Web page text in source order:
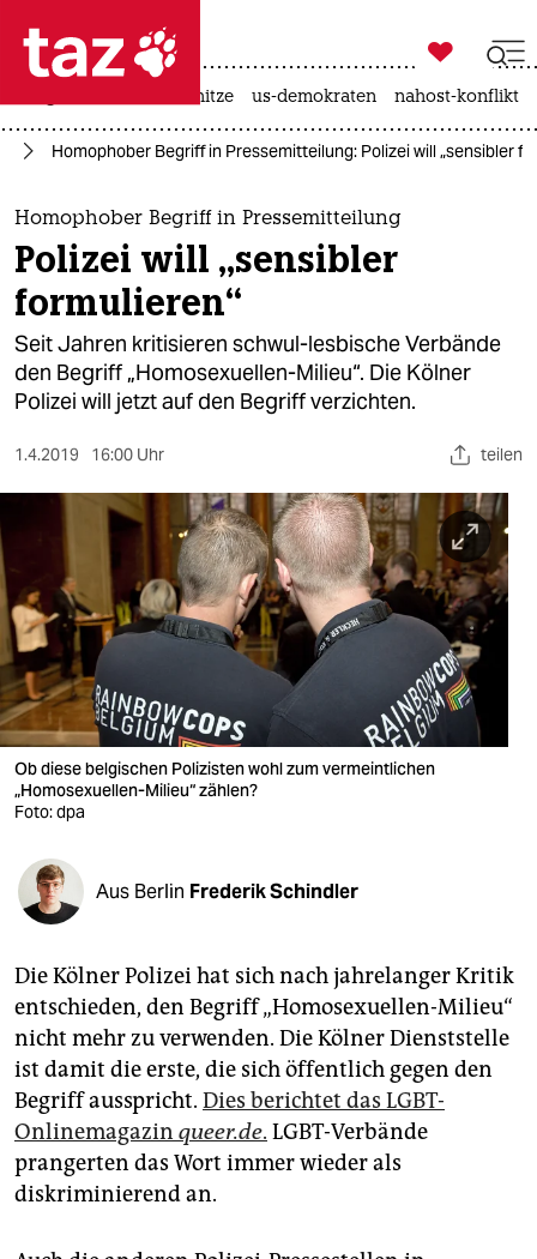
 taz zahl ich
taz zahl ich
themen
politik
öko
gesellschaft
sport
nord
wahrheit
verlag
verlag
veranstaltungen
fragen & hilfe
abo
genossenschaft
epaper login

taz zahl ich
hitze us-demokraten nahost-konflikt
Homophober Begriff in Pressemitteilung: Polizei will „sensibler
Homophober Begriff in Pressemitteilung
Polizei will „sensibler
formulieren“
Seit Jahren kritisieren schwul-lesbische Verbände
den Begriff „Homosexuellen-Milieu“. Die Kölner
Polizei will jetzt auf den Begriff verzichten.
1.4.2019 16:00 Uhr teilen
Ob diese belgischen Polizisten wohl zum vermeintlichen
„Homosexuellen-Milieu“ zählen?
Foto: dpa
Aus Berlin Frederik Schindler
Die Kölner Polizei hat sich nach jahrelanger Kritik
entschieden, den Begriff „Homosexuellen-Milieu“
nicht mehr zu verwenden. Die Kölner Dienststelle
ist damit die erste, die sich öffentlich gegen den
Begriff ausspricht. Dies berichtet das LGBT-
Onlinemagazin queer.de. LGBT-Verbände
prangerten das Wort immer wieder als
diskriminierend an.